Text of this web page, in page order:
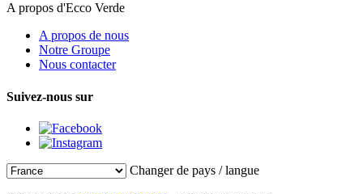
A propos d'Ecco Verde
A propos de nous
Notre Groupe
Nous contacter
Suivez-nous sur
Changer de pays / langue